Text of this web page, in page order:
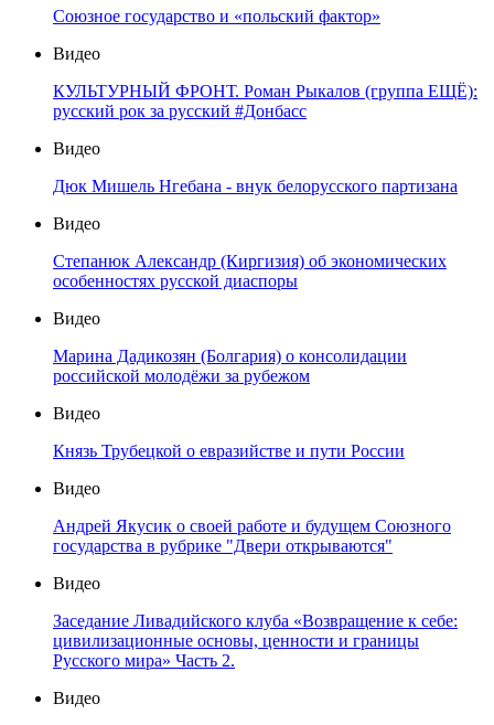
Союзное государство и «польский фактор»
Видео
КУЛЬТУРНЫЙ ФРОНТ. Роман Рыкалов (группа ЕЩЁ):
русский рок за русский #Донбасс
Видео
Дюк Мишель Нгебана - внук белорусского партизана
Видео
Степанюк Александр (Киргизия) об экономических
особенностях русской диаспоры
Видео
Марина Дадикозян (Болгария) о консолидации
российской молодёжи за рубежом
Видео
Князь Трубецкой о евразийстве и пути России
Видео
Андрей Якусик о своей работе и будущем Союзного
государства в рубрике "Двери открываются"
Видео
Заседание Ливадийского клуба «Возвращение к себе:
цивилизационные основы, ценности и границы
Русского мира» Часть 2.
Видео